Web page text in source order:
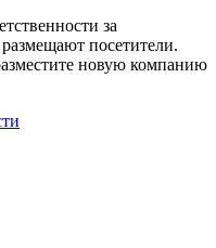
за
посетители.
новую компанию